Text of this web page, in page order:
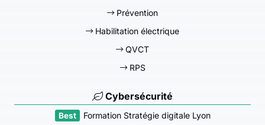
Prévention
Habilitation électrique
QVCT
RPS
Cybersécurité
Formation Stratégie digitale Lyon